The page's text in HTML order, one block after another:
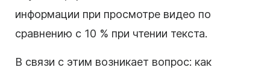
информации при просмотре видео по
сравнению с 10 % при чтении текста.
В связи с этим возникает вопрос: как